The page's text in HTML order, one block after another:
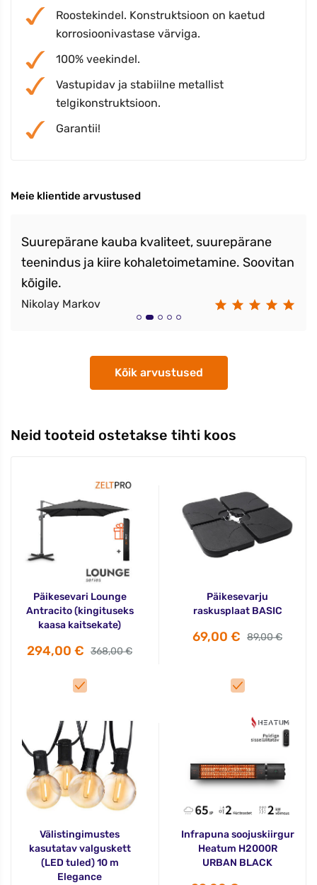
Roostekindel. Konstruktsioon on kaetud
korrosioonivastase värviga.
100% veekindel.
Vastupidav ja stabiilne metallist
telgikonstruktsioon.
Garantii!
Meie klientide arvustused
Suurepärane kauba kvaliteet, suurepärane
teenindus ja kiire kohaletoimetamine. Soovitan
kõigile.
Nikolay Markov
Kõik arvustused
Neid tooteid ostetakse tihti koos
Päikesevari Lounge
Antracito (kingituseks
kaasa kaitsekate)
294,00 € 368,00 €
Päikesevarju
raskusplaat BASIC
69,00 € 89,00 €
Välistingimustes
kasutatav valguskett
(LED tuled) 10 m
Elegance
Infrapuna soojuskiirgur
Heatum H2000R
URBAN BLACK